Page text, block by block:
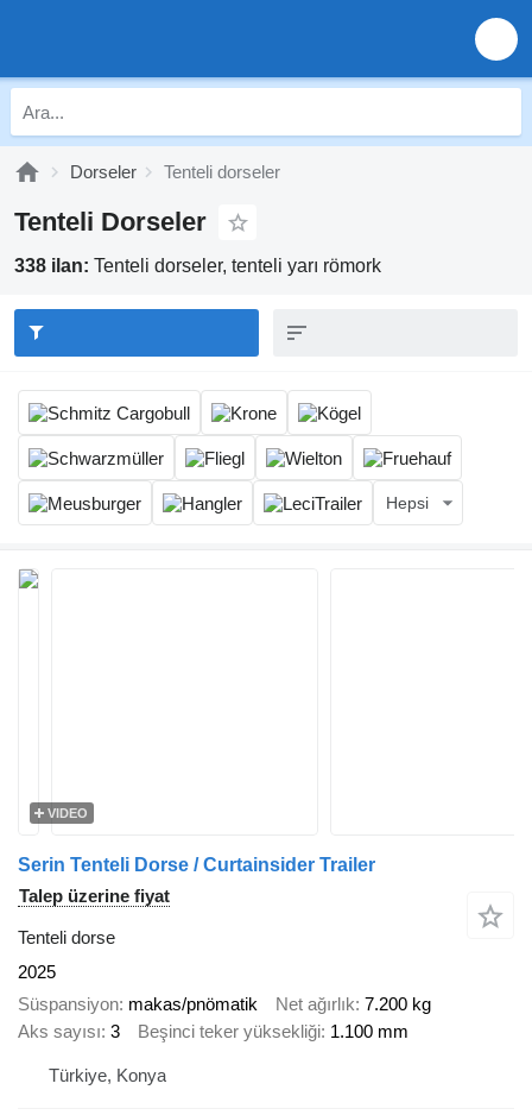
Dorseler Tenteli dorseler
Tenteli Dorseler
338 ilan: Tenteli dorseler, tenteli yarı römork
Hepsi
VIDEO
Serin Tenteli Dorse / Curtainsider Trailer
Talep üzerine fiyat
Tenteli dorse
2025
Süspansiyon makas/pnömatik Net ağırlık 7.200 kg
Aks sayısı 3 Beşinci teker yüksekliği 1.100 mm
Türkiye, Konya